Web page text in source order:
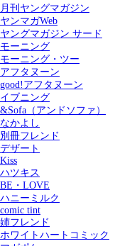
月刊ヤングマガジン
ヤンマガWeb
ヤングマガジン サード
モーニング
モーニング・ツー
アフタヌーン
good!アフタヌーン
イブニング
&Sofa（アンドソファ）
なかよし
別冊フレンド
デザート
Kiss
ハツキス
BE・LOVE
ハニーミルク
comic tint
姉フレンド
ホワイトハートコミック